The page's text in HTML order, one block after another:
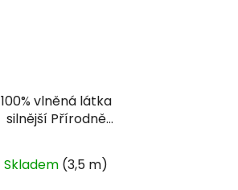
100% vlněná látka
silnější Přírodně
Skladem (3,5 m)